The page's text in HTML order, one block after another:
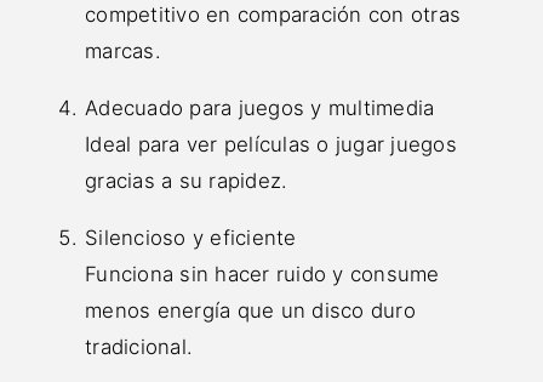
competitivo en comparación con otras
marcas.
Adecuado para juegos y multimedia
Ideal para ver películas o jugar juegos
gracias a su rapidez.
Silencioso y eficiente
Funciona sin hacer ruido y consume
menos energía que un disco duro
tradicional.